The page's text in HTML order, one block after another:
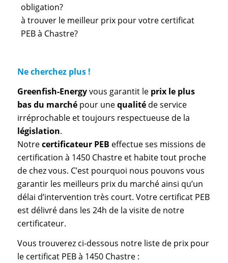
obligation?
à trouver le meilleur prix pour votre certificat
PEB à Chastre?
Ne cherchez plus !
Greenfish-Energyvous garantit le prix le plus
bas du marchépour unequalitéde service
irréprochable et toujours respectueuse de la
législation.
Notrecertificateur PEB effectue ses missions de
certification à 1450 Chastre et habite tout proche
de chez vous. C’est pourquoi nous pouvons vous
garantir les meilleurs prix du marché ainsi qu’un
délai d’intervention très court. Votre certificat PEB
est délivré dans les 24h de la visite de notre
certificateur.
Vous trouverez ci-dessous notre liste de prix pour
le certificat PEB à 1450 Chastre :